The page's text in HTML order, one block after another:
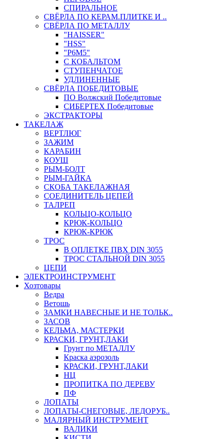
СПИРАЛЬНОЕ
СВЁРЛА ПО КЕРАМ.ПЛИТКЕ И ..
СВЁРЛА ПО МЕТАЛЛУ
"HAISSER"
"HSS"
"Р6М5"
С КОБАЛЬТОМ
СТУПЕНЧАТОЕ
УДЛИНЕННЫЕ
СВЁРЛА ПОБЕДИТОВЫЕ
ПО Волжский Победитовые
СИБЕРТЕХ Победитовые
ЭКСТРАКТОРЫ
ТАКЕЛАЖ
ВЕРТЛЮГ
ЗАЖИМ
КАРАБИН
КОУШ
РЫМ-БОЛТ
РЫМ-ГАЙКА
СКОБА ТАКЕЛАЖНАЯ
СОЕДИНИТЕЛЬ ЦЕПЕЙ
ТАЛРЕП
КОЛЬЦО-КОЛЬЦО
КРЮК-КОЛЬЦО
КРЮК-КРЮК
ТРОС
В ОПЛЕТКЕ ПВХ DIN 3055
ТРОС СТАЛЬНОЙ DIN 3055
ЦЕПИ
ЭЛЕКТРОИНСТРУМЕНТ
Хозтовары
Ведра
Ветошь
ЗАМКИ НАВЕСНЫЕ И НЕ ТОЛЬК..
ЗАСОВ
КЕЛЬМА, МАСТЕРКИ
КРАСКИ, ГРУНТ,ЛАКИ
Грунт по МЕТАЛЛУ
Краска аэрозоль
КРАСКИ, ГРУНТ,ЛАКИ
НЦ
ПРОПИТКА ПО ДЕРЕВУ
ПФ
ЛОПАТЫ
ЛОПАТЫ-СНЕГОВЫЕ, ЛЕДОРУБ..
МАЛЯРНЫЙ ИНСТРУМЕНТ
ВАЛИКИ